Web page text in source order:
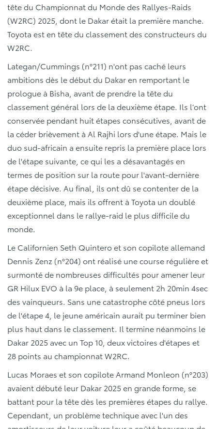
tête du Championnat du Monde des Rallyes-Raids
(W2RC) 2025, dont le Dakar était la première manche.
Toyota est en tête du classement des constructeurs du
W2RC.
Lategan/Cummings (n°211) n'ont pas caché leurs
ambitions dès le début du Dakar en remportant le
prologue à Bisha, avant de prendre la tête du
classement général lors de la deuxième étape. Ils l’ont
conservée pendant huit étapes consécutives, avant de
la céder brièvement à Al Rajhi lors d'une étape. Mais le
duo sud-africain a ensuite repris la première place lors
de l'étape suivante, ce qui les a désavantagés en
termes de position sur la route pour l'avant-dernière
étape décisive. Au final, ils ont dû se contenter de la
deuxième place, mais ils offrent à Toyota un doublé
exceptionnel dans le rallye-raid le plus difficile du
monde.
Le Californien Seth Quintero et son copilote allemand
Dennis Zenz (n°204) ont réalisé une course régulière et
surmonté de nombreuses difficultés pour amener leur
GR Hilux EVO à la 9e place, à seulement 2h 20min 4sec
des vainqueurs. Sans une catastrophe côté pneus lors
de l'étape 4, le jeune américain aurait pu terminer bien
plus haut dans le classement. Il termine néanmoins le
Dakar 2025 avec un Top 10, deux victoires d'étapes et
28 points au championnat W2RC.
Lucas Moraes et son copilote Armand Monleon (n°203)
avaient débuté leur Dakar 2025 en grande forme, se
battant pour la tête dès les premières étapes du rallye.
Cependant, un problème technique avec l'un des